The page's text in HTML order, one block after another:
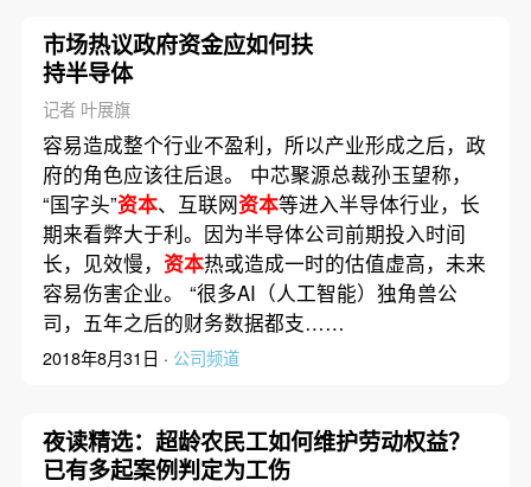
市场热议政府资金应如何扶
持半导体
记者 叶展旗
容易造成整个行业不盈利，所以产业形成之后，政
府的角色应该往后退。 中芯聚源总裁孙玉望称，
“国字头”资本、互联网资本等进入半导体行业，长
期来看弊大于利。因为半导体公司前期投入时间
长，见效慢， 资本热或造成一时的估值虚高，未来
容易伤害企业。 “很多AI（人工智能）独角兽公
司，五年之后的财务数据都支……
2018年8月31日 · 公司频道
夜读精选：超龄农民工如何维护劳动权益？
已有多起案例判定为工伤